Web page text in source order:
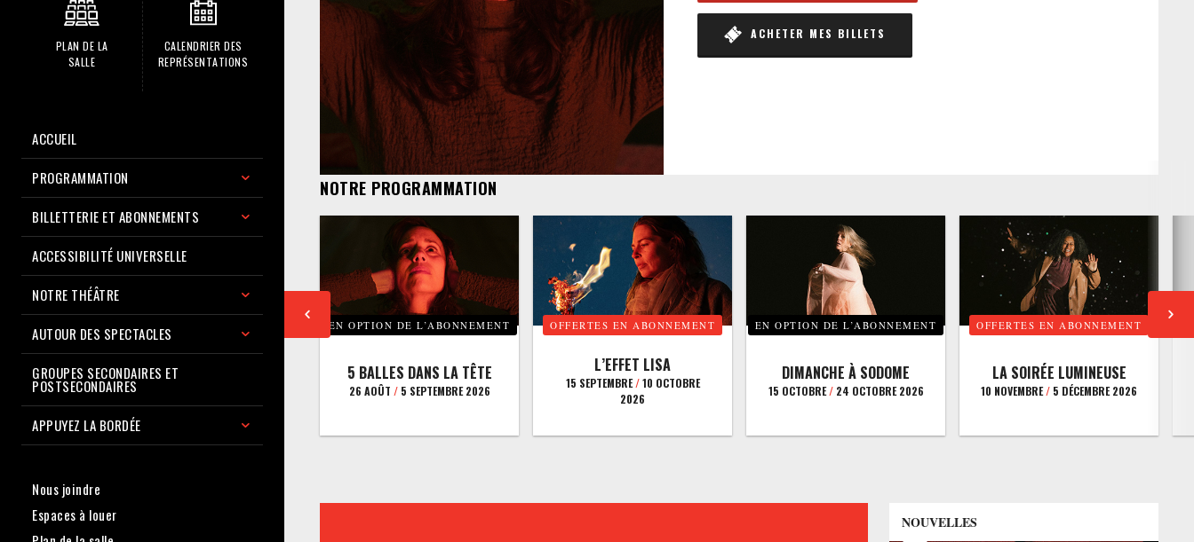
PLAN DE LA
SALLE
CALENDRIER DES
REPRÉSENTATIONS
ACCUEIL
PROGRAMMATION
BILLETTERIE ET ABONNEMENTS
ACCESSIBILITÉ UNIVERSELLE
NOTRE THÉÂTRE
AUTOUR DES SPECTACLES
GROUPES SECONDAIRES ET
POSTSECONDAIRES
APPUYEZ LA BORDÉE
Nous joindre
Espaces à louer
ACHETER MES BILLETS
NOTRE PROGRAMMATION
EN OPTION DE L’ABONNEMENT
5 BALLES DANS LA TÊTE
26 AOÛT /5 SEPTEMBRE 2026
OFFERTES EN ABONNEMENT
L’EFFET LISA
15 SEPTEMBRE/10 OCTOBRE
2026
EN OPTION DE L’ABONNEMENT
DIMANCHE À SODOME
15 OCTOBRE/24 OCTOBRE 2026
OFFERTES EN ABONNEMENT
LA SOIRÉE LUMINEUSE
10 NOVEMBRE/ 5 DÉCEMBRE 2026
NOUVELLES